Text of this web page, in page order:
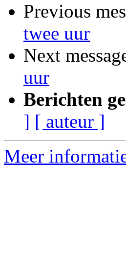
Previous
twee uur
Next
uur
Berichten
] [ auteur ]
Meer